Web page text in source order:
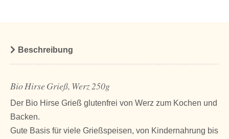
Beschreibung
Bio Hirse Grieß, Werz 250g
Der Bio Hirse Grieß glutenfrei von Werz zum Kochen und
Backen.
Gute Basis für viele Grießspeisen, von Kindernahrung bis